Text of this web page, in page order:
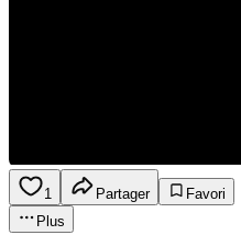
1 Partager
Favori
Plus